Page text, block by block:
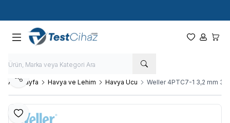
Ana Sayfa Havya ve Lehim Havya Ucu Weller 4PTC7-1 3,2 mm
Favoriye Ekle
Paylaş